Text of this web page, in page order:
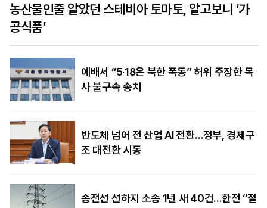
농산물인줄 알았던 스테비아 토마토, 알고보니 ‘가
공식품’
예배서 “5·18은 북한 폭동” 허위 주장한 목
사 불구속 송치
반도체 넘어 전 산업 AI 전환…정부, 경제구
조 대전환 시동
송전선 선하지 소송 1년 새 40건…한전 “절